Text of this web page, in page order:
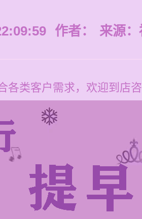
作者： 来源：
各类客户需求，欢迎到店